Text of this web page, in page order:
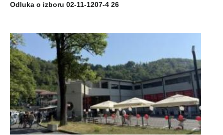
Odluka o izboru 02-11-1207-4 26